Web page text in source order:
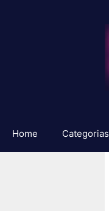
Home Categorias